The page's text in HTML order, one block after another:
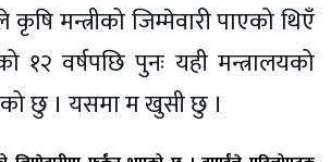
मन्त्रीको जिम्मेवारी पाएको थिएँ
१२ वर्षपछि पुनः यही मन्त्रालयको
छु । यसमा म खुसी छु ।